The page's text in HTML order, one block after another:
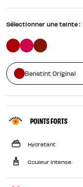
Sélectionner une teinte :
Benetint Original
POINTS FORTS
Hydratant
Couleur intense